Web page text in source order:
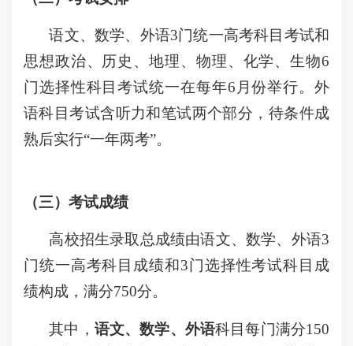
语文、数学、外语3门统一高考科目考试和
思想政治、历史、地理、物理、化学、生物6
门选择性科目考试统一在每年6月份举行。外
语科目考试含听力和笔试两个部分，待条件成
熟后实行“一年两考”。
（三）考试成绩
高校招生录取总成绩由语文、数学、外语3
门统一高考科目成绩和3门选择性考试科目成
绩构成，满分750分。
其中， 语文、数学、外语科目每门满分150